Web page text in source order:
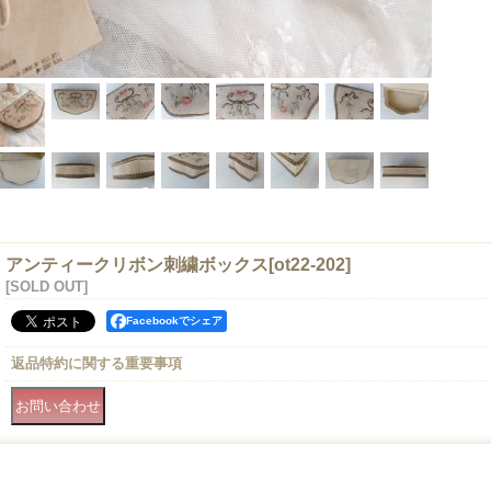
アンティークリボン刺繍ボックス [ot22-202]
[SOLD OUT]
Facebookでシェア
返品特約に関する重要事項